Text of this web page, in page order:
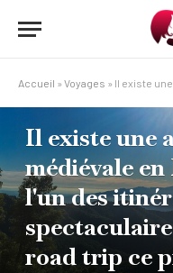
Accueil » Voyages » Il existe une ancienne route
Il existe une
médiévale
l'un des
road trip ce